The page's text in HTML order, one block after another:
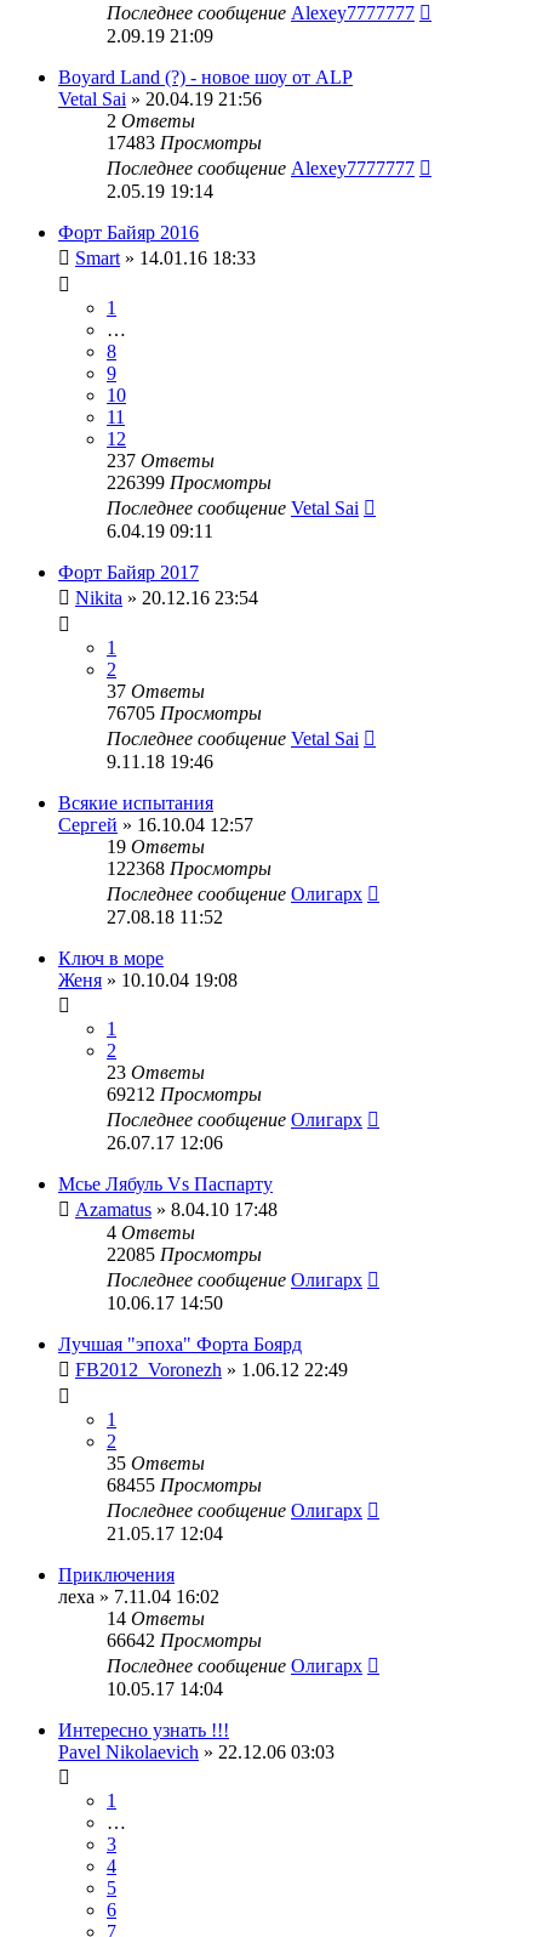
Последнее сообщение Alexey7777777
2.09.19 21:09
Boyard Land (?) - новое шоу от ALP
Vetal Sai » 20.04.19 21:56
2 Ответы
17483 Просмотры
Последнее сообщение Alexey7777777
2.05.19 19:14
Форт Байяр 2016
Smart » 14.01.16 18:33
1
…
8
9
10
11
12
237 Ответы
226399 Просмотры
Последнее сообщение Vetal Sai
6.04.19 09:11
Форт Байяр 2017
Nikita » 20.12.16 23:54
1
2
37 Ответы
76705 Просмотры
Последнее сообщение Vetal Sai
9.11.18 19:46
Всякие испытания
Сергей » 16.10.04 12:57
19 Ответы
122368 Просмотры
Последнее сообщение Олигарх
27.08.18 11:52
Ключ в море
Женя » 10.10.04 19:08
1
2
23 Ответы
69212 Просмотры
Последнее сообщение Олигарх
26.07.17 12:06
Мсье Лябуль Vs Паспарту
Azamatus » 8.04.10 17:48
4 Ответы
22085 Просмотры
Последнее сообщение Олигарх
10.06.17 14:50
Лучшая "эпоха" Форта Боярд
FB2012_Voronezh » 1.06.12 22:49
1
2
35 Ответы
68455 Просмотры
Последнее сообщение Олигарх
21.05.17 12:04
Приключения
леха » 7.11.04 16:02
14 Ответы
66642 Просмотры
Последнее сообщение Олигарх
10.05.17 14:04
Интересно узнать !!!
Pavel Nikolaevich » 22.12.06 03:03
1
…
3
4
5
6
7